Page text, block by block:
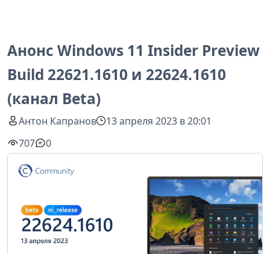
Анонс Windows 11 Insider Preview
Build 22621.1610 и 22624.1610
(канал Beta)
Антон Капранов
13 апреля 2023 в 20:01
707
0